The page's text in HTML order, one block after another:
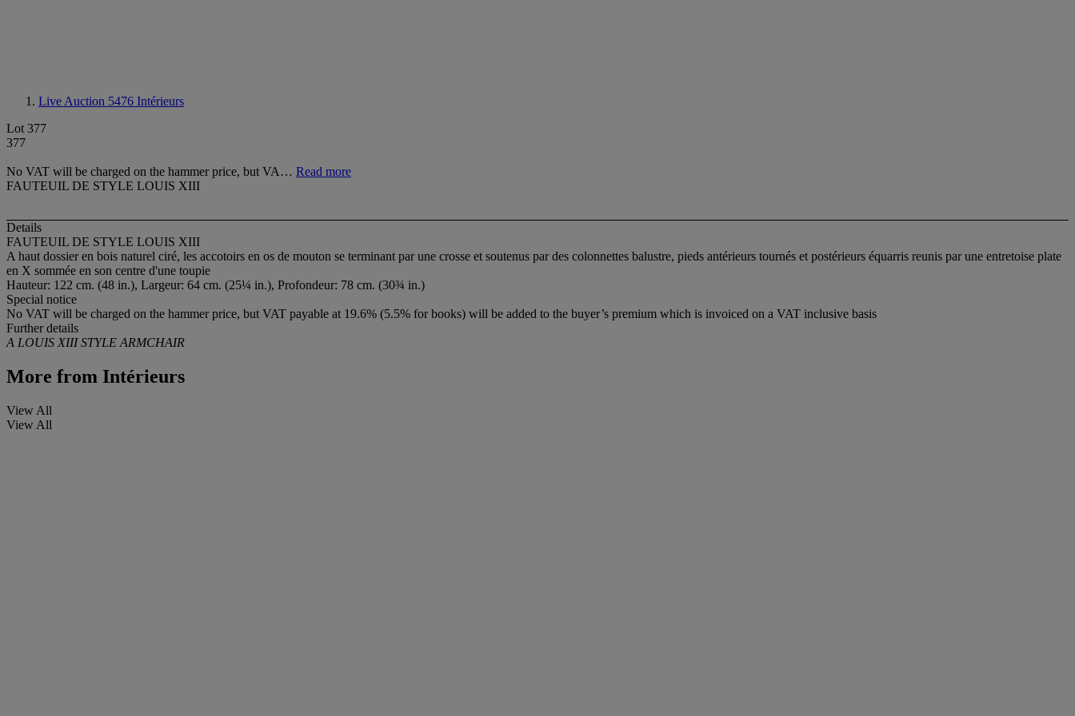
Live Auction 5476 Intérieurs
Lot 377
377
No VAT will be charged on the hammer price, but VA… Read more
FAUTEUIL DE STYLE LOUIS XIII
Details
FAUTEUIL DE STYLE LOUIS XIII
A haut dossier en bois naturel ciré, les accotoirs en os de mouton se terminant par une crosse et soutenus par des colonnettes balustre, pieds antérieurs tournés et postérieurs équarris reunis par une entretoise plate
en X sommée en son centre d'une toupie
Hauteur: 122 cm. (48 in.), Largeur: 64 cm. (25¼ in.), Profondeur: 78 cm. (30¾ in.)
Special notice
No VAT will be charged on the hammer price, but VAT payable at 19.6% (5.5% for books) will be added to the buyer’s premium which is invoiced on a VAT inclusive basis
Further details
A LOUIS XIII STYLE ARMCHAIR
More from Intérieurs
View All
View All